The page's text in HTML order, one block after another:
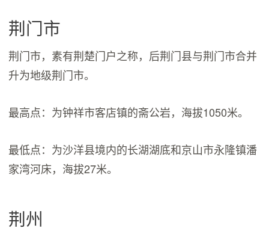
荆门市
荆门市，素有荆楚门户之称，后荆门县与荆门市合并
升为地级荆门市。
最高点：为钟祥市客店镇的斋公岩，海拔1050米。
最低点：为沙洋县境内的长湖湖底和京山市永隆镇潘
家湾河床，海拔27米。
荆州